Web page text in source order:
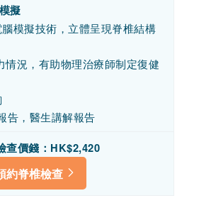
擬
模擬技術，立體呈現脊椎結構
情況，有助物理治療師制定復健
告，醫生講解報告
查價錢：HK$2,420
約脊椎檢查